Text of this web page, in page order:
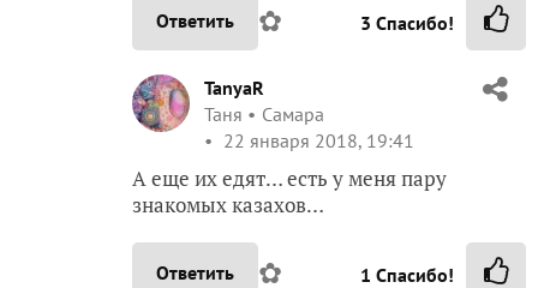
Ответить ✿ 3 Спасибо!
TanyaR
Таня
Самара
22 января 2018, 19:41
А еще их едят… есть у меня пару
знакомых казахов…
Ответить ✿ 1 Спасибо!